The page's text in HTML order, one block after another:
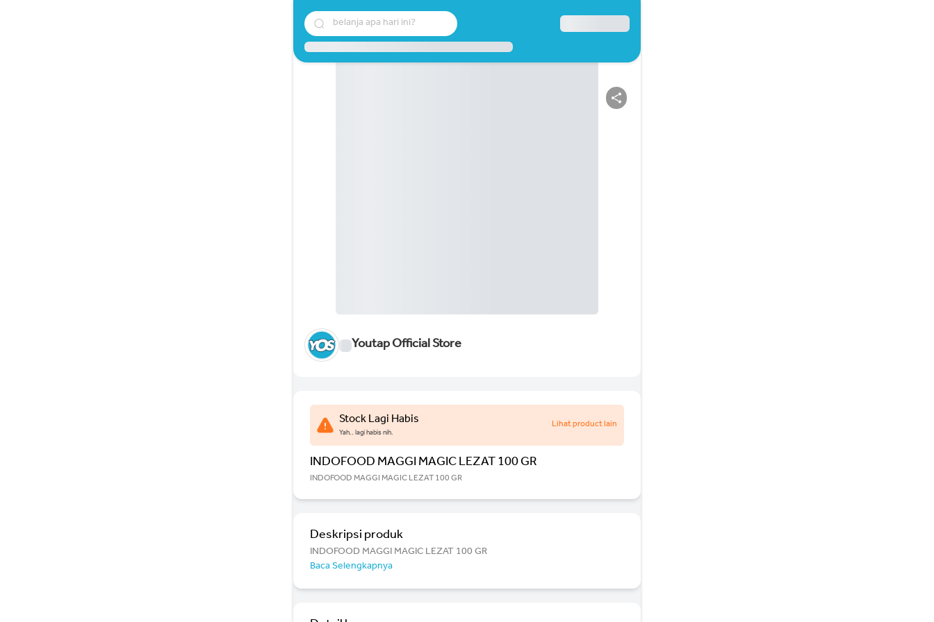
belanja apa hari ini?
Youtap Official Store
Stock Lagi Habis
Yah.. lagi habis nih.
Lihat product lain
INDOFOOD MAGGI MAGIC LEZAT 100 GR
INDOFOOD MAGGI MAGIC LEZAT 100 GR
Deskripsi produk
INDOFOOD MAGGI MAGIC LEZAT 100 GR
Baca Selengkapnya